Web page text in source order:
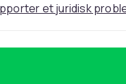
et juridisk